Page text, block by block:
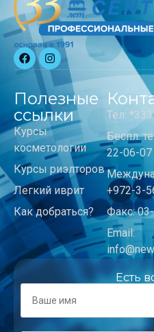
Полезные
ссылки
Курсы
косметологии
Курсы риэлторов
Легкий иврит
Как добраться?
Тел:
Беспл.
22-06-07
+972-3-
Факс:
Email:
Есть